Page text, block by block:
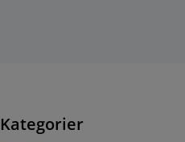
Kategorier